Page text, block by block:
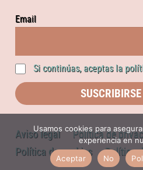
Email
Si continúas, aceptas la
Aviso legal
Política de
Política de cookies
Política
Usamos cookies para
experiencia en
Aceptar
No